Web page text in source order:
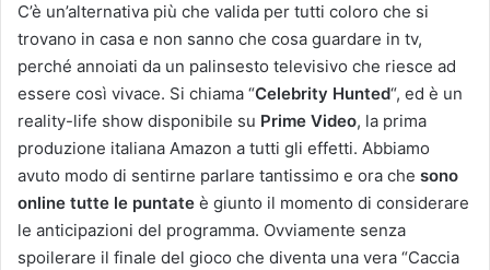
C’è un’alternativa più che valida per tutti coloro che si
trovano in casa e non sanno che cosa guardare in tv,
perché annoiati da un palinsesto televisivo che riesce ad
essere così vivace. Si chiama “Celebrity Hunted“, ed è un
reality-life show disponibile su Prime Video, la prima
produzione italiana Amazon a tutti gli effetti. Abbiamo
avuto modo di sentirne parlare tantissimo e ora che sono
online tutte le puntate è giunto il momento di considerare
le anticipazioni del programma. Ovviamente senza
spoilerare il finale del gioco che diventa una vera “Caccia